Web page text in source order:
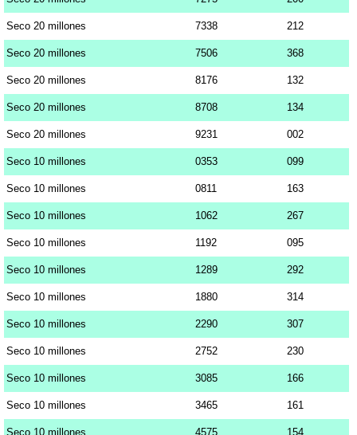
Seco 20 millones 7338 212
Seco 20 millones 7506 368
Seco 20 millones 8176 132
Seco 20 millones 8708 134
Seco 20 millones 9231 002
Seco 10 millones 0353 099
Seco 10 millones 0811 163
Seco 10 millones 1062 267
Seco 10 millones 1192 095
Seco 10 millones 1289 292
Seco 10 millones 1880 314
Seco 10 millones 2290 307
Seco 10 millones 2752 230
Seco 10 millones 3085 166
Seco 10 millones 3465 161
Seco 10 millones 4575 154